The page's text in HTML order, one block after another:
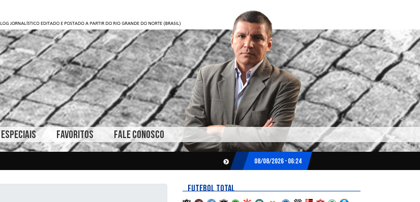
ESPECIAIS FAVORITOS FALE CONOSCO
08/08/2026 - 06:24
FUTEBOL TOTAL